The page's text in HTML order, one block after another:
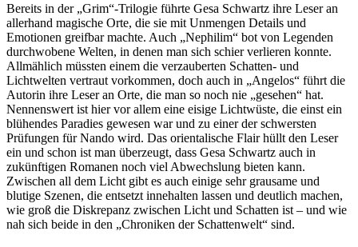
Bereits in der „Grim“-Trilogie führte Gesa Schwartz ihre Leser an
allerhand magische Orte, die sie mit Unmengen Details und
Emotionen greifbar machte. Auch „Nephilim“ bot von Legenden
durchwobene Welten, in denen man sich schier verlieren konnte.
Allmählich müssten einem die verzauberten Schatten- und
Lichtwelten vertraut vorkommen, doch auch in „Angelos“ führt die
Autorin ihre Leser an Orte, die man so noch nie „gesehen“ hat.
Nennenswert ist hier vor allem eine eisige Lichtwüste, die einst ein
blühendes Paradies gewesen war und zu einer der schwersten
Prüfungen für Nando wird. Das orientalische Flair hüllt den Leser
ein und schon ist man überzeugt, dass Gesa Schwartz auch in
zukünftigen Romanen noch viel Abwechslung bieten kann.
Zwischen all dem Licht gibt es auch einige sehr grausame und
blutige Szenen, die entsetzt innehalten lassen und deutlich machen,
wie groß die Diskrepanz zwischen Licht und Schatten ist – und wie
nah sich beide in den „Chroniken der Schattenwelt“ sind.